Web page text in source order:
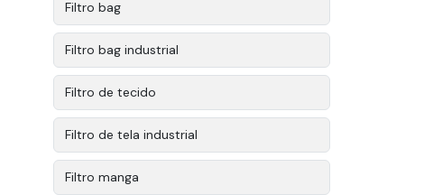
Filtro bag
Filtro bag industrial
Filtro de tecido
Filtro de tela industrial
Filtro manga